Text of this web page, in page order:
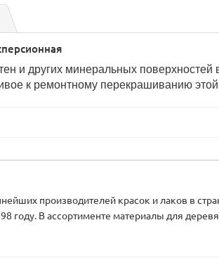
и других минеральных
к ремонтному перекрашиванию
производителей красок и лаков в
году. В ассортименте материалы для